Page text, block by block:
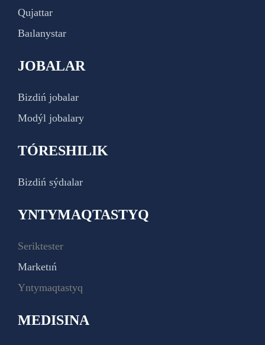
Qujattar
Baılanystar
JOBALAR
Bizdiń jobalar
Modýl jobalary
TÓRESHILIK
Bizdiń sýdıalar
YNTYMAQTASTYQ
Seriktester
Marketıń
Yntymaqtastyq
MEDISINA